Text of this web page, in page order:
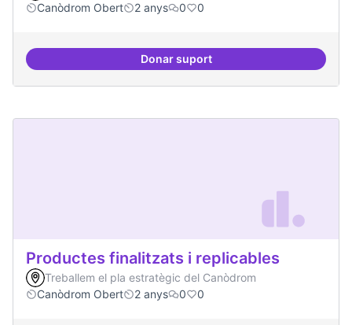
Canòdrom Obert
2 anys 0 0
Donar suportPrograma cultural a nivell de
Productes finalitzats i replicables
Treballem el pla estratègic del Canòdrom
Canòdrom Obert
2 anys 0 0